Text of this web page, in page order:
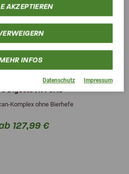
AKZEPTIEREN
INFOS
Datenschutz Impressum
DigestoVit Forte
Komplex ohne Bierhefe
127,99 €